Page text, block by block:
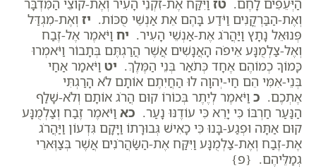
הַיְּעֵפִים לָחֶם. טז וַיִּקַּח אֶת-זִקְנֵי הָעִיר וְאֶת-קוֹצֵי הַמִּדְבָּר
וְאֶת-הַבַּרְקֳנִים וַיֹּדַע בָּהֶם אֵת אַנְשֵׁי סֻכּוֹת. יז וְאֶת-מִגְדַּל
פְּנוּאֵל נָתָץ וַיַּהֲרֹג אֶת-אַנְשֵׁי הָעִיר. יח וַיֹּאמֶר אֶל-זֶבַח
וְאֶל-צַלְמֻנָּע אֵיפֹה הָאֲנָשִׁים אֲשֶׁר הֲרַגְתֶּם בְּתָבוֹר וַיֹּאמְרוּ
כָּמוֹךָ כְמוֹהֶם אֶחָד כְּתֹאַר בְּנֵי הַמֶּלֶךְ. יט וַיֹּאמַר אַחַי
בְּנֵי-אִמִּי הֵם חַי-יְהוָה לוּ הַחֲיִתֶם אוֹתָם לֹא הָרַגְתִּי
אֶתְכֶם. כ וַיֹּאמֶר לְיֶתֶר בְּכוֹרוֹ קוּם הֲרֹג אוֹתָם וְלֹא-שָׁלַף
הַנַּעַר חַרְבּוֹ כִּי יָרֵא כִּי עוֹדֶנּוּ נָעַר. כא וַיֹּאמֶר זֶבַח וְצַלְמֻנָּע
קוּם אַתָּה וּפְגַע-בָּנוּ כִּי כָאִישׁ גְּבוּרָתוֹ וַיָּקָם גִּדְעוֹן וַיַּהֲרֹג
אֶת-זֶבַח וְאֶת-צַלְמֻנָּע וַיִּקַּח אֶת-הַשַּׂהֲרֹנִים אֲשֶׁר בְּצַוְּארֵי
גְמַלֵּיהֶם. {פ}